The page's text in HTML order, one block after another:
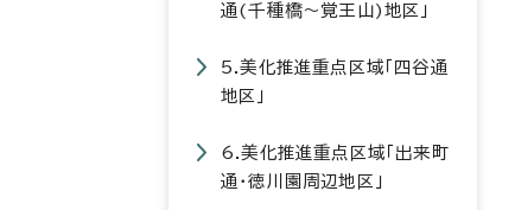
通(千種橋～覚王山)地区」
5.美化推進重点区域「四谷通
地区」
6.美化推進重点区域「出来町
通・徳川園周辺地区」